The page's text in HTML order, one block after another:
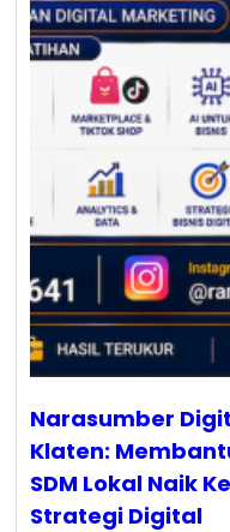
Narasumber
Klaten:
SDM Lokal Naik
Strategi Digital